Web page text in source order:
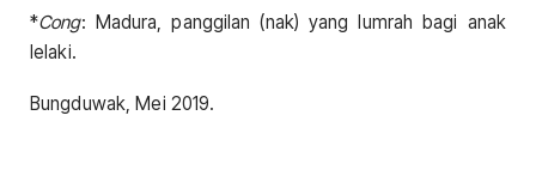
*Cong: Madura, panggilan (nak) yang lumrah bagi anak
lelaki.
Bungduwak, Mei 2019.